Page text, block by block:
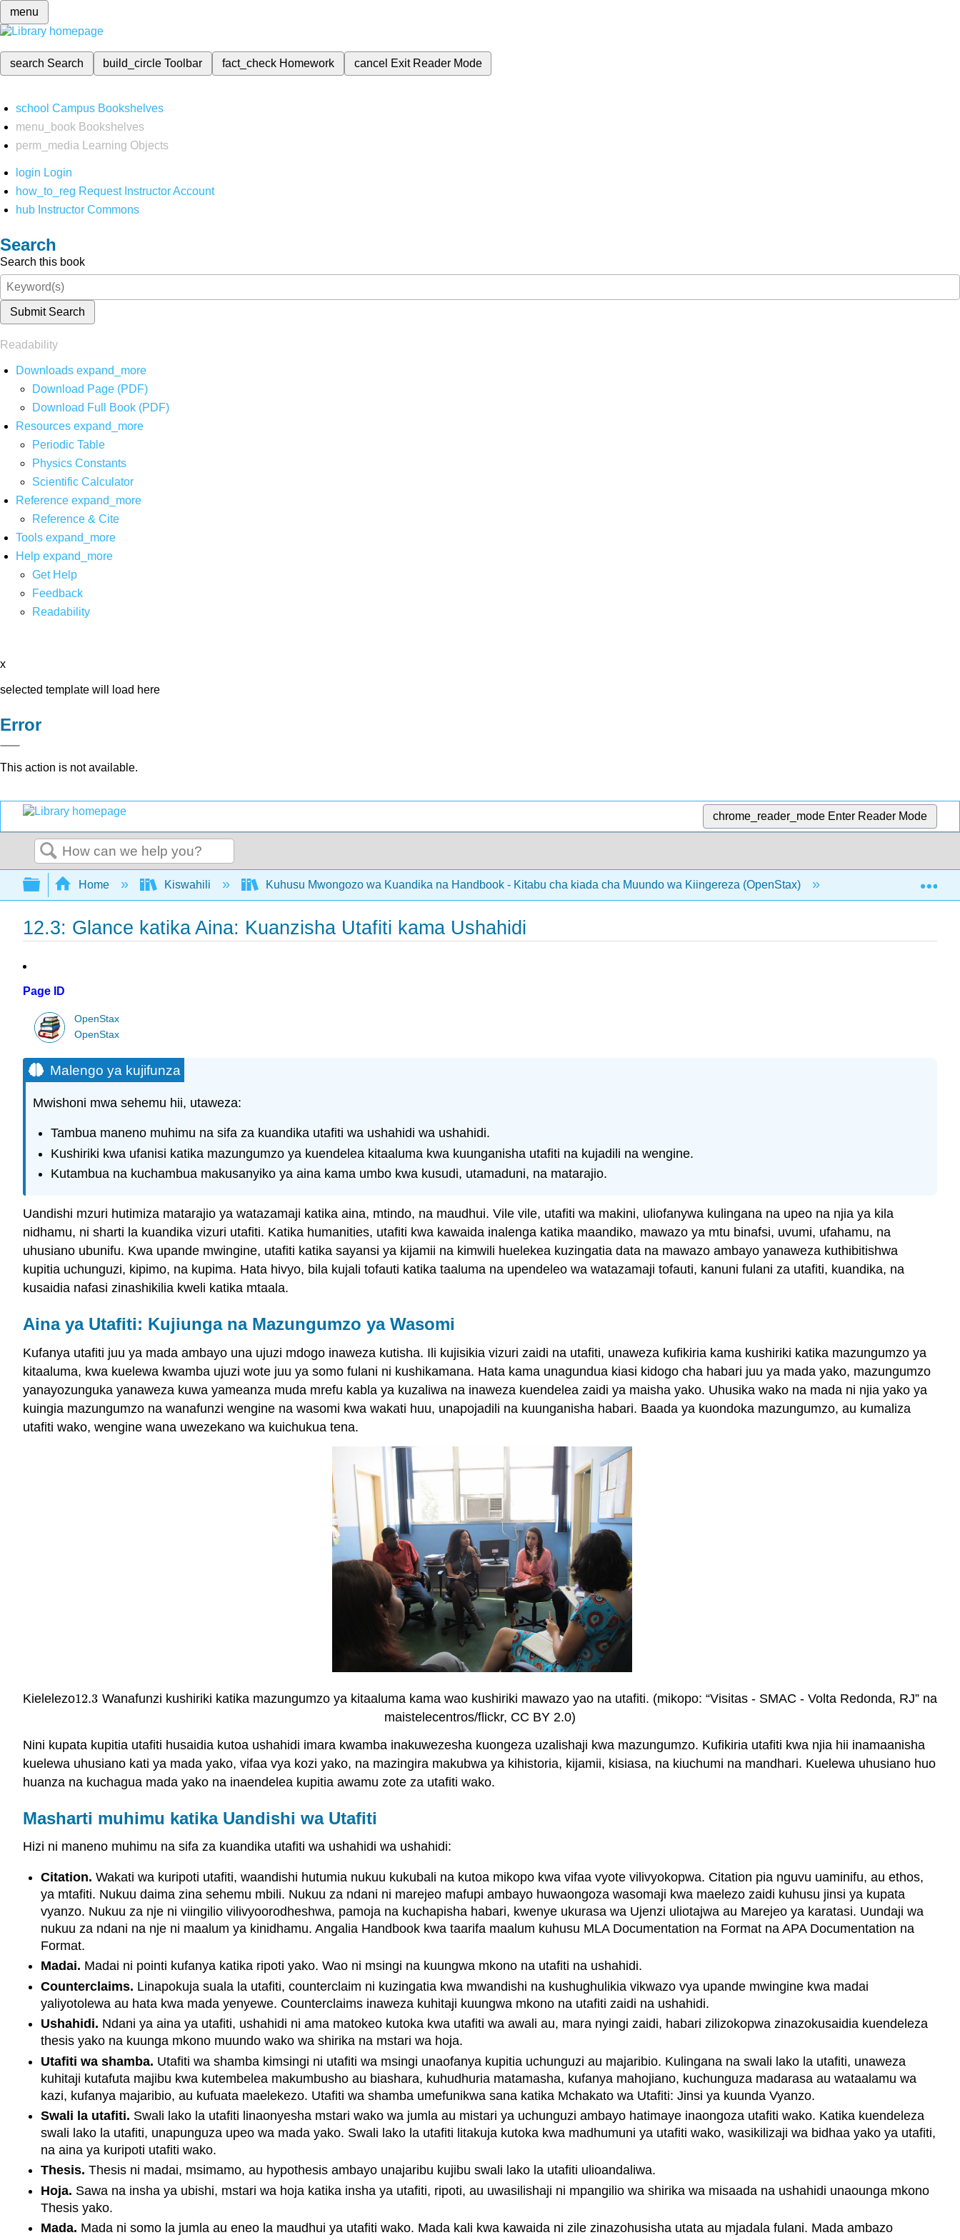
menu
search Search build_circleToolbar fact_check Homework cancel Exit Reader Mode
school Campus Bookshelves
menu_book Bookshelves
perm_media
Learning Objects
login Login
how_to_reg Request Instructor Account
hub Instructor Commons
Search
Search this book
Submit Search
Readability
Downloads expand_more
Download Page (PDF)
Download Full Book (PDF)
Resources expand_more
Periodic Table
Physics Constants
Scientific Calculator
Reference expand_more
Reference & Cite
Tools expand_more
Help expand_more
Get Help
Feedback
Readability
x
selected template will load here
Error
This action is not available.
chrome_reader_mode Enter Reader Mode
Search
Expand/collapse global hierarchy
Home Kiswahili Kuhusu Mwongozo wa Kuandika na Handbook - Kitabu cha kiada cha Muundo wa Kiingereza (OpenStax) 12: Utafiti wa
12.3: Glance katika Aina: Kuanzisha Utafiti kama Ushahidi
Page ID
OpenStax
OpenStax
Malengo ya kujifunza
Mwishoni mwa sehemu hii, utaweza:
Tambua maneno muhimu na sifa za kuandika utafiti wa ushahidi wa ushahidi.
Kushiriki kwa ufanisi katika mazungumzo ya kuendelea kitaaluma kwa kuunganisha utafiti na kujadili na wengine.
Kutambua na kuchambua makusanyiko ya aina kama umbo kwa kusudi, utamaduni, na matarajio.
Uandishi mzuri hutimiza matarajio ya watazamaji katika aina, mtindo, na maudhui. Vile vile, utafiti wa makini, uliofanywa kulingana na upeo na njia ya kila
nidhamu, ni sharti la kuandika vizuri utafiti. Katika humanities, utafiti kwa kawaida inalenga katika maandiko, mawazo ya mtu binafsi, uvumi, ufahamu, na
uhusiano ubunifu. Kwa upande mwingine, utafiti katika sayansi ya kijamii na kimwili huelekea kuzingatia data na mawazo ambayo yanaweza kuthibitishwa
kupitia uchunguzi, kipimo, na kupima. Hata hivyo, bila kujali tofauti katika taaluma na upendeleo wa watazamaji tofauti, kanuni fulani za utafiti, kuandika, na
kusaidia nafasi zinashikilia kweli katika mtaala.
Aina ya Utafiti: Kujiunga na Mazungumzo ya Wasomi
Kufanya utafiti juu ya mada ambayo una ujuzi mdogo inaweza kutisha. Ili kujisikia vizuri zaidi na utafiti, unaweza kufikiria kama kushiriki katika mazungumzo ya
kitaaluma, kwa kuelewa kwamba ujuzi wote juu ya somo fulani ni kushikamana. Hata kama unagundua kiasi kidogo cha habari juu ya mada yako, mazungumzo
yanayozunguka yanaweza kuwa yameanza muda mrefu kabla ya kuzaliwa na inaweza kuendelea zaidi ya maisha yako. Uhusika wako na mada ni njia yako ya
kuingia mazungumzo na wanafunzi wengine na wasomi kwa wakati huu, unapojadili na kuunganisha habari. Baada ya kuondoka mazungumzo, au kumaliza
utafiti wako, wengine wana uwezekano wa kuichukua tena.
Kielelezo12.3
12.3 Wanafunzi kushiriki katika mazungumzo ya kitaaluma kama wao kushiriki mawazo yao na utafiti. (mikopo: “Visitas - SMAC - Volta Redonda, RJ” na
maistelecentros/flickr, CC BY 2.0)
Nini kupata kupitia utafiti husaidia kutoa ushahidi imara kwamba inakuwezesha kuongeza uzalishaji kwa mazungumzo. Kufikiria utafiti kwa njia hii inamaanisha
kuelewa uhusiano kati ya mada yako, vifaa vya kozi yako, na mazingira makubwa ya kihistoria, kijamii, kisiasa, na kiuchumi na mandhari. Kuelewa uhusiano huo
huanza na kuchagua mada yako na inaendelea kupitia awamu zote za utafiti wako.
Masharti muhimu katika Uandishi wa Utafiti
Hizi ni maneno muhimu na sifa za kuandika utafiti wa ushahidi wa ushahidi:
Citation. Wakati wa kuripoti utafiti, waandishi hutumia nukuu kukubali na kutoa mikopo kwa vifaa vyote vilivyokopwa. Citation pia nguvu uaminifu, au ethos,
ya mtafiti. Nukuu daima zina sehemu mbili. Nukuu za ndani ni marejeo mafupi ambayo huwaongoza wasomaji kwa maelezo zaidi kuhusu jinsi ya kupata
vyanzo. Nukuu za nje ni viingilio vilivyoorodheshwa, pamoja na kuchapisha habari, kwenye ukurasa wa Ujenzi uliotajwa au Marejeo ya karatasi. Uundaji wa
nukuu za ndani na nje ni maalum ya kinidhamu. Angalia Handbook kwa taarifa maalum kuhusu MLA Documentation na Format na APA Documentation na
Format.
Madai. Madai ni pointi kufanya katika ripoti yako. Wao ni msingi na kuungwa mkono na utafiti na ushahidi.
Counterclaims. Linapokuja suala la utafiti, counterclaim ni kuzingatia kwa mwandishi na kushughulikia vikwazo vya upande mwingine kwa madai
yaliyotolewa au hata kwa mada yenyewe. Counterclaims inaweza kuhitaji kuungwa mkono na utafiti zaidi na ushahidi.
Ushahidi. Ndani ya aina ya utafiti, ushahidi ni ama matokeo kutoka kwa utafiti wa awali au, mara nyingi zaidi, habari zilizokopwa zinazokusaidia kuendeleza
thesis yako na kuunga mkono muundo wako wa shirika na mstari wa hoja.
Utafiti wa shamba. Utafiti wa shamba kimsingi ni utafiti wa msingi unaofanya kupitia uchunguzi au majaribio. Kulingana na swali lako la utafiti, unaweza
kuhitaji kutafuta majibu kwa kutembelea makumbusho au biashara, kuhudhuria matamasha, kufanya mahojiano, kuchunguza madarasa au wataalamu wa
kazi, kufanya majaribio, au kufuata maelekezo. Utafiti wa shamba umefunikwa sana katika Mchakato wa Utafiti: Jinsi ya kuunda Vyanzo.
Swali la utafiti. Swali lako la utafiti linaonyesha mstari wako wa jumla au mistari ya uchunguzi ambayo hatimaye inaongoza utafiti wako. Katika kuendeleza
swali lako la utafiti, unapunguza upeo wa mada yako. Swali lako la utafiti litakuja kutoka kwa madhumuni ya utafiti wako, wasikilizaji wa bidhaa yako ya utafiti,
na aina ya kuripoti utafiti wako.
Thesis. Thesis ni madai, msimamo, au hypothesis ambayo unajaribu kujibu swali lako la utafiti ulioandaliwa.
Hoja. Sawa na insha ya ubishi, mstari wa hoja katika insha ya utafiti, ripoti, au uwasilishaji ni mpangilio wa shirika wa misaada na ushahidi unaounga mkono
Thesis yako.
Mada. Mada ni somo la jumla au eneo la maudhui ya utafiti wako. Mada kali kwa kawaida ni zile zinazohusisha utata au mjadala fulani. Mada ambazo